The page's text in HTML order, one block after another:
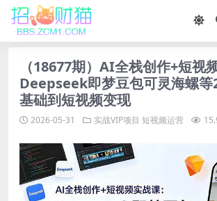
（18677期）AI全栈创作+短视
Deepseek即梦豆包可灵海螺等
基础到短视频变现
2026-05-31 实战VIP项目 短视频运营